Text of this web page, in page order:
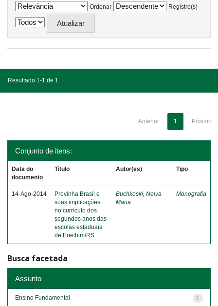
Ordenar
Registro(s)
Resultado 1-1 de 1.
Anterior 1 Póximo
Conjunto de itens:
Data do
documento
Título Autor(es) Tipo
14-Ago-2014
Provinha Brasil e
suas implicações
no currículo dos
segundos anos das
escolas estaduais
de Erechim/RS
Buchkoski, Neiva
Maria
Monografia
Busca facetada
Assunto
1
Ensino Fundamental